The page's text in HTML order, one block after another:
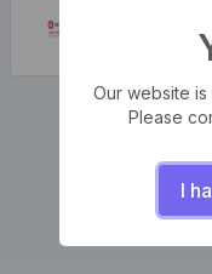
August 6,
Our website
Please
I